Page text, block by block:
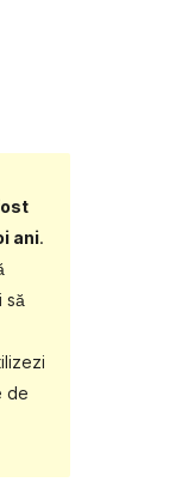
ani.
să
de